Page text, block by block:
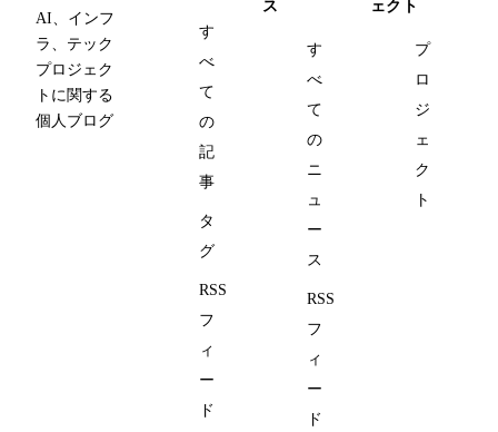
AI、インフ
ラ、テック
プロジェク
トに関する
個人ブログ
す
べ
て
の
記
事
タ
グ
RSS
フ
ィ
ー
ド
ス
す
べ
て
の
ニ
ュ
ー
ス
RSS
フ
ィ
ー
ド
ェクト
プ
ロ
ジ
ェ
ク
ト